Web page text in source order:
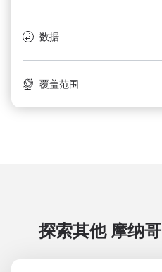
数据
覆盖范围
探索其他 摩纳哥